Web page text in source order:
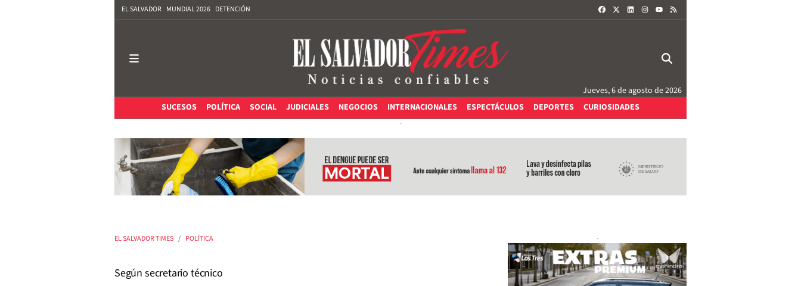
EL SALVADOR MUNDIAL 2026 DETENCIÓN FACEBOOKLINKEDININSTAGRAM
Jueves, 6 de agosto de 2026
SUCESOS
POLÍTICA SOCIAL JUDICIALES NEGOCIOS INTERNACIONALES ESPECTÁCULOS DEPORTES CURIOSIDADES
EL SALVADOR TIMES POLÍTICA
Según secretario técnico